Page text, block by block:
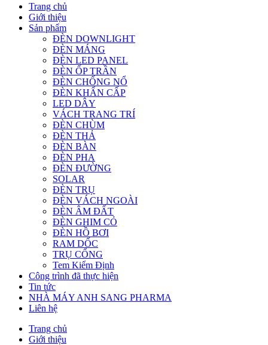
Trang chủ
Giới thiệu
Sản phẩm
ĐÈN DOWNLIGHT
ĐÈN MÁNG
ĐÈN LED PANEL
ĐÈN ỐP TRẦN
ĐÈN CHỐNG NỔ
ĐÈN KHẨN CẤP
LED DÂY
VÁCH TRANG TRÍ
ĐÈN CHÙM
ĐÈN THẢ
ĐÈN BÀN
ĐÈN PHA
ĐÈN ĐƯỜNG
SOLAR
ĐÈN TRỤ
ĐÈN VÁCH NGOÀI
ĐÈN ÂM ĐẤT
ĐÈN GHIM CỎ
ĐÈN HỒ BƠI
RAM DỐC
TRỤ CỔNG
Tem Kiểm Định
Công trình đã thực hiện
Tin tức
NHÀ MÁY ANH SANG PHARMA
Liên hệ
Trang chủ
Giới thiệu